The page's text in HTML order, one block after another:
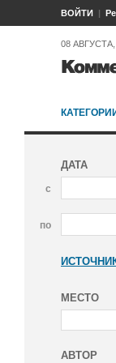
ВОЙТИ
08
ДАТА
с
по
МЕСТО
АВТОР